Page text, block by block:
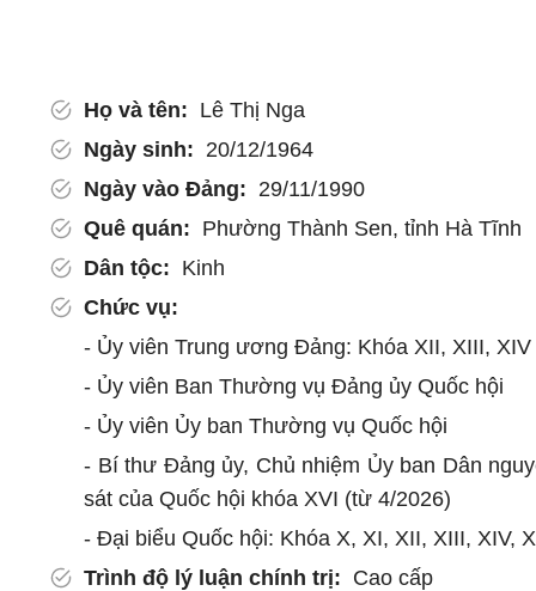
Họ và tên: Lê Thị Nga
Ngày sinh: 20/12/1964
Ngày vào Đảng: 29/11/1990
Quê quán: Phường Thành Sen, tỉnh Hà Tĩnh
Dân tộc: Kinh
Chức vụ:
- Ủy viên Trung ương Đảng: Khóa XII, XIII, XIV
- Ủy viên Ban Thường vụ Đảng ủy Quốc hội
- Ủy viên Ủy ban Thường vụ Quốc hội
- Bí thư Đảng ủy, Chủ nhiệm Ủy ban Dân
sát của Quốc hội khóa XVI (từ 4/2026)
- Đại biểu Quốc hội: Khóa X, XI, XII, XIII, XIV,
Trình độ lý luận chính trị: Cao cấp